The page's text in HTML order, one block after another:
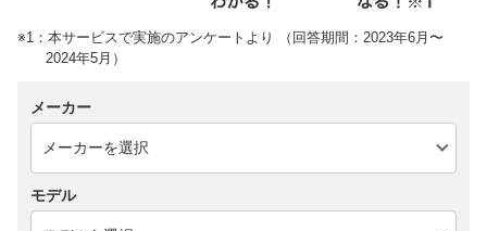
※1：本サービスで実施のアンケートより （回答期間：2023年6月〜
2024年5月）
メーカー
モデル